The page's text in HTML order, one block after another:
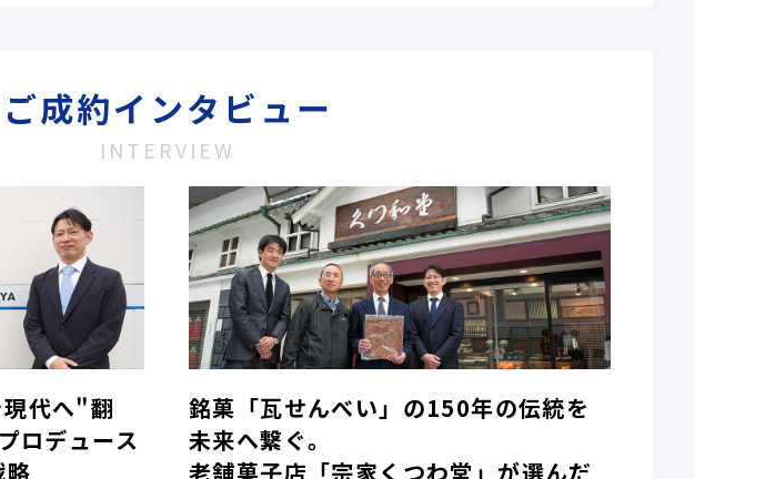
ご成約インタビュー
INTERVIEW
代へ"翻
ロデュース
略
銘菓「瓦せんべい」の150年の伝統を
未来へ繋ぐ。
老舗菓子店「宗家くつわ堂」が選んだ